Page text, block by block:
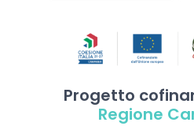
Progetto
Regione